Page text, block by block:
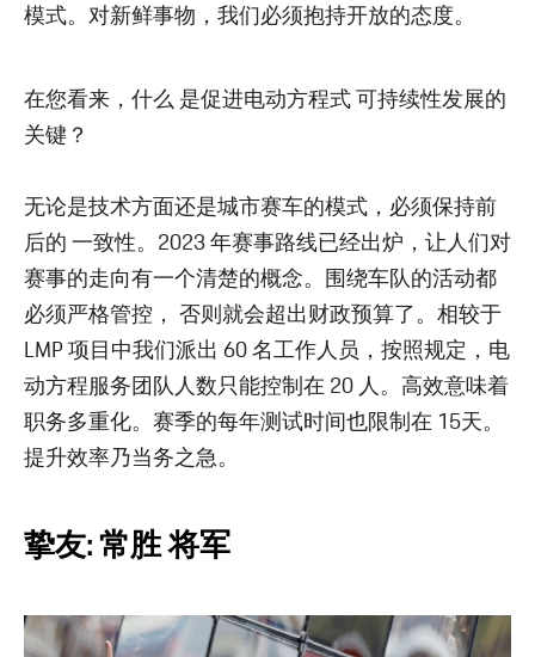
模式。对新鲜事物，我们必须抱持开放的态度。
在您看来，什么 是促进电动方程式 可持续性发展的
关键？
无论是技术方面还是城市赛车的模式，必须保持前
后的 一致性。2023 年赛事路线已经出炉，让人们对
赛事的走向有一个清楚的概念。围绕车队的活动都
必须严格管控， 否则就会超出财政预算了。相较于
LMP 项目中我们派出 60 名工作人员，按照规定，电
动方程服务团队人数只能控制在 20 人。高效意味着
职务多重化。赛季的每年测试时间也限制在 15天。
提升效率乃当务之急。
挚友: 常胜 将军